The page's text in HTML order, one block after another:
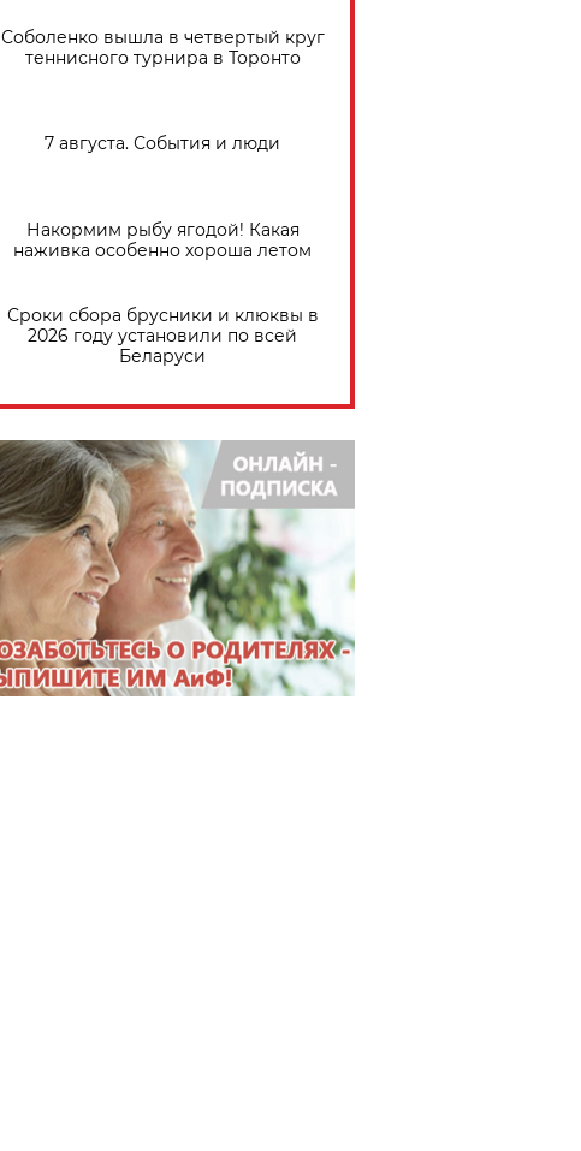
Соболенко вышла в четвертый круг
теннисного турнира в Торонто
7 августа. События и люди
Накормим рыбу ягодой! Какая
наживка особенно хороша летом
Сроки сбора брусники и клюквы в
2026 году установили по всей
Беларуси